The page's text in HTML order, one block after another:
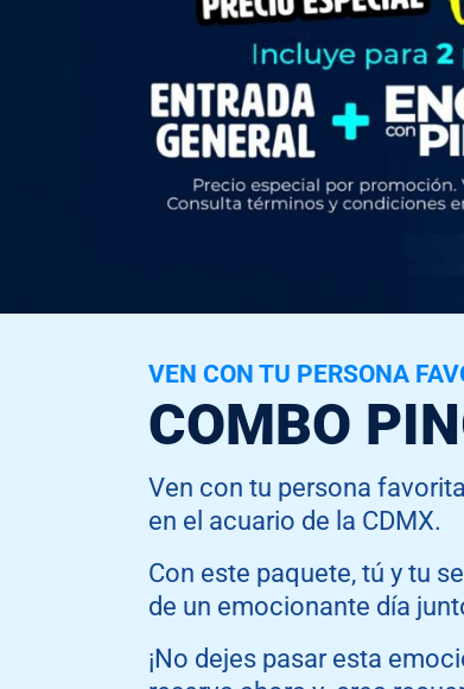
VEN CON TU PERSONA
COMBO
Ven con tu persona
en el acuario de la CDMX.
Con este paquete, tú y tu
de un emocionante día
¡No dejes pasar esta